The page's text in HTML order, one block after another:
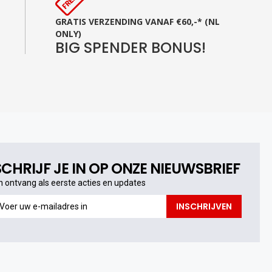
GRATIS VERZENDING VANAF €60,-* (NL
ONLY)
BIG SPENDER BONUS!
JE IN OP ONZE NIEUWSBRIEF
ontvang als eerste acties en updates
INSCHRIJVEN